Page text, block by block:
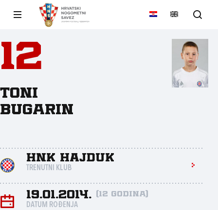
12
Toni
Bugarin
HNK Hajduk
TRENUTNI KLUB
19.01.2014. (12 godina)
DATUM ROĐENJA